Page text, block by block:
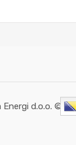
d.o.o. © All